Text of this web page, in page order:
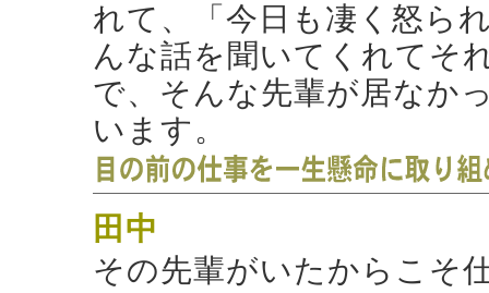
れて、「今日も凄く怒ら
んな話を聞いてくれてそ
で、そんな先輩が居なか
います。
田中
その先輩がいたからこそ